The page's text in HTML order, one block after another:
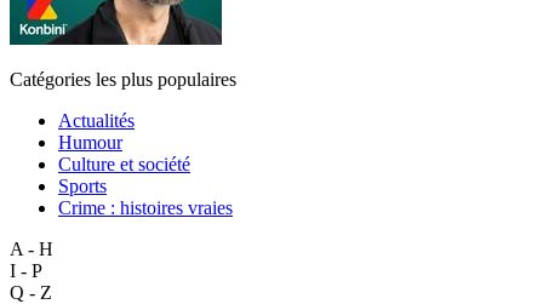
Catégories les plus populaires
Actualités
Humour
Culture et société
Sports
Crime : histoires vraies
A - H
I - P
Q - Z